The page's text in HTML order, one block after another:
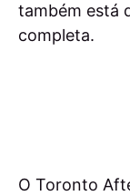
também está
completa.
O Toronto